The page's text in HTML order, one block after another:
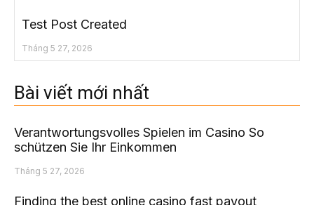
Test Post Created
Tháng 5 27, 2026
Bài viết mới nhất
Verantwortungsvolles Spielen im Casino So
schützen Sie Ihr Einkommen
Tháng 5 27, 2026
Finding the best online casino fast payout